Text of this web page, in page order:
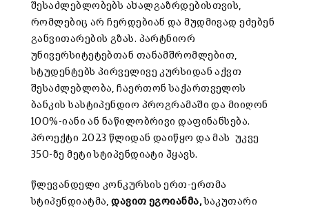
შესაძლებლობებს ახალგაზრდებისთვის,
რომლებიც არ ჩერდებიან და მუდმივად ეძებენ
განვითარების გზას. პარტნიორ
უნივერსიტეტებთან თანამშრომლებით,
სტუდენტებს პირველივე კურსიდან აქვთ
შესაძლებლობა, ჩაერთონ საქართველოს
ბანკის სასტიპენდიო პროგრამაში და მიიღონ
100%-იანი ან ნაწილობრივი დაფინანსება.
პროექტი 2023 წლიდან დაიწყო და მას უკვე
350-ზე მეტი სტიპენდიატი ჰყავს.
წლევანდელი კონკურსის ერთ-ერთმა
სტიპენდიატმა,დავით ეგოიანმა,საკუთარი